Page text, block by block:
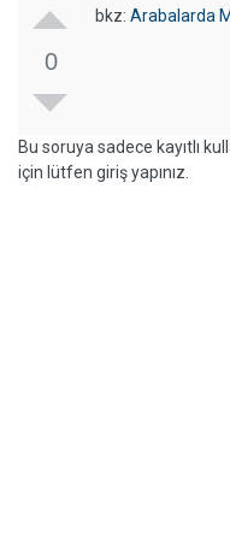
0
bkz: Arabalarda
Bu soruya sadece kayıtlı
için lütfen giriş yapınız.